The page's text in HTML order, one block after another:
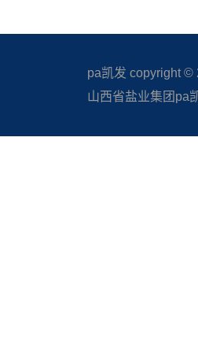
pa凯发 copyright ©
山西省盐业集团pa